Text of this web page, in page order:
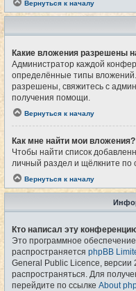
Вернуться к началу
Какие вложения разрешены
Администратор каждой
определённые типы
разрешены, свяжитесь с
получения помощи.
Вернуться к началу
Как мне найти мои вложения?
Чтобы найти список
личный раздел и щёлкните по
Вернуться к началу
Кто написал эту
Это программное
распространяется phpBB
General Public Licence, версии
распространяться. Для
перейдите по ссылке About